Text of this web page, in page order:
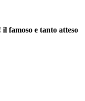
il famoso e tanto atteso